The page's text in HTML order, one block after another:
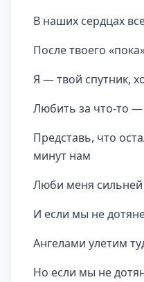
В наших сердцах
После твоего
Я — твой спутник,
Любить за что-то —
Представь, что
минут нам
Люби меня
И если мы не
Ангелами улетим
Но если мы не